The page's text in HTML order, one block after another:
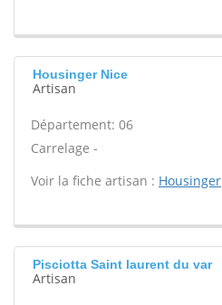
Housinger Nice
Artisan
Département: 06
Carrelage -
Voir la fiche artisan : Housinger
Pisciotta Saint laurent du var
Artisan